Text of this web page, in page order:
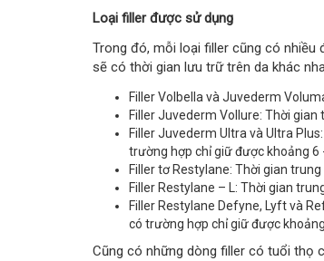
Loại filler được sử dụng
Trong đó, mỗi loại filler cũng có nhiều
sẽ có thời gian lưu trữ trên da khác
Filler Volbella và Juvederm
Filler Juvederm Vollure: Thời
Filler Juvederm Ultra và Ultra
trường hợp chỉ giữ được khoảng 6
Filler tơ Restylane: Thời gian
Filler Restylane – L: Thời gian
Filler Restylane Defyne, Lyft và
có trường hợp chỉ giữ được
Cũng có những dòng filler có tuổi thọ